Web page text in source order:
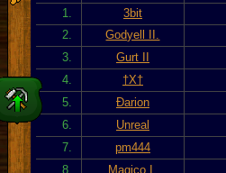
1.
3bit
2.
Godyell II.
3.
Gurt II
4.
†X†
5.
Đarion
6.
Unreal
7.
pm444
8.
Magico I.